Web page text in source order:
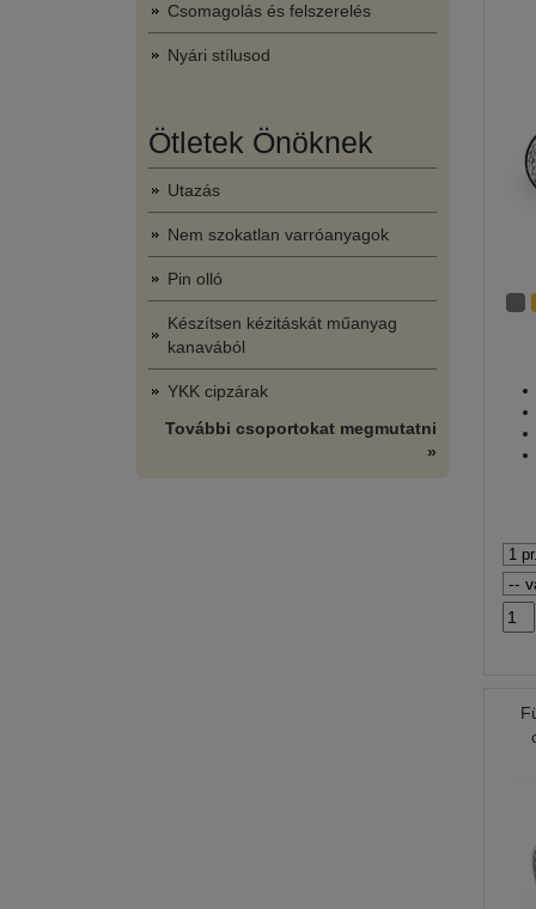
Csomagolás és felszerelés
Nyári stílusod
Ötletek Önöknek
Utazás
Nem szokatlan varróanyagok
Pin olló
Készítsen kézitáskát műanyag
kanavából
YKK cipzárak
További csoportokat megmutatni
»